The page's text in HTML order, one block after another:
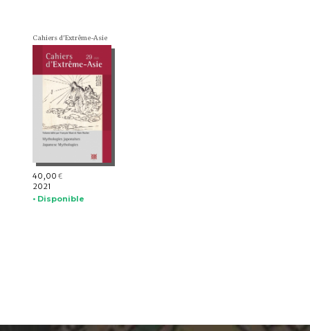
Cahiers d'Extrême-Asie
40,00 €
2021
• Disponible